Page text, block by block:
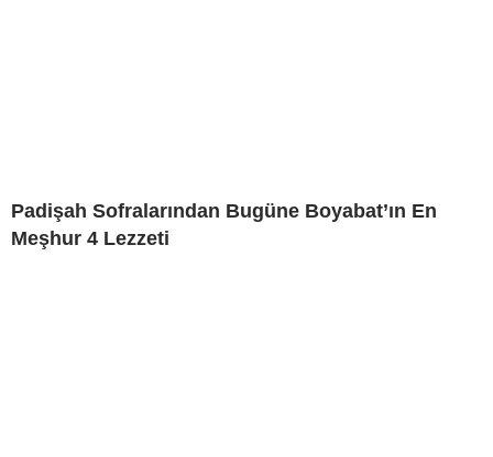
Padişah Sofralarından Bugüne Boyabat’ın En
Meşhur 4 Lezzeti